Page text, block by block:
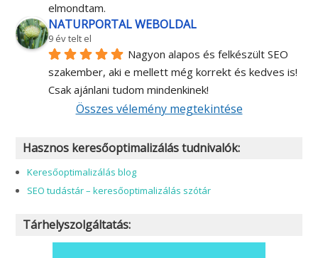
elmondtam.
NATURPORTAL WEBOLDAL
9 év telt el
Nagyon alapos és felkészült SEO
szakember, aki e mellett még korrekt és kedves is!
Csak ajánlani tudom mindenkinek!
Összes vélemény megtekintése
Hasznos keresőoptimalizálás tudnivalók:
Keresőoptimalizálás blog
SEO tudástár – keresőoptimalizálás szótár
Tárhelyszolgáltatás: